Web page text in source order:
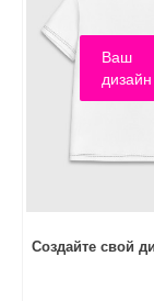
Ваш
дизайн
Создайте свой